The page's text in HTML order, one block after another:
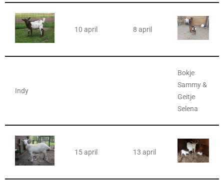
10 april 8 april
Indy
Bokje
Sammy &
Geitje
Selena
15 april 13 april